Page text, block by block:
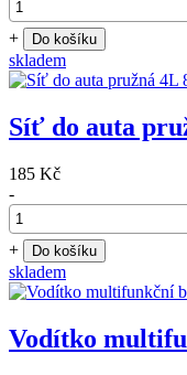
+ Do košíku
skladem
Síť do auta
185 Kč
-
+ Do košíku
skladem
Vodítko